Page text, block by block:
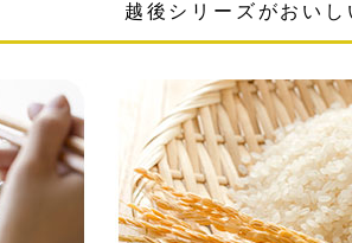
越後シリーズがおいし